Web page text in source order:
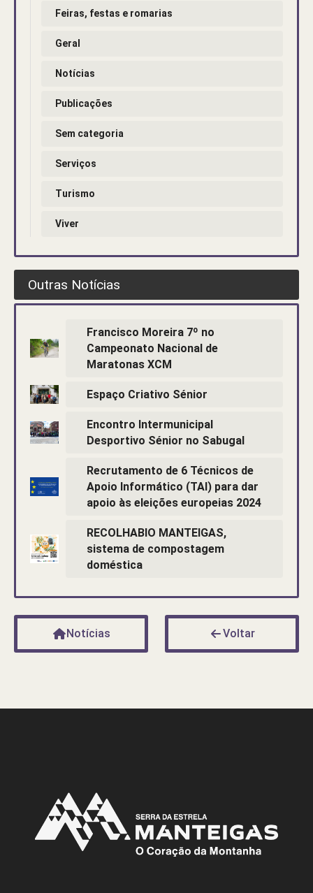
Feiras, festas e romarias
Geral
Notícias
Publicações
Sem categoria
Serviços
Turismo
Viver
Outras Notícias
Francisco Moreira 7º no
Campeonato Nacional de
Maratonas XCM
Espaço Criativo Sénior
Encontro Intermunicipal
Desportivo Sénior no Sabugal
Recrutamento de 6 Técnicos de
Apoio Informático (TAI) para dar
apoio às eleições europeias 2024
RECOLHABIO MANTEIGAS,
sistema de compostagem
doméstica
Notícias Voltar